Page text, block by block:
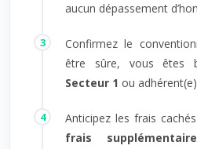
aucun dépassement
Confirmez le
être sûre, vous êtes
Secteur 1 ou
Anticipez les frais
frais